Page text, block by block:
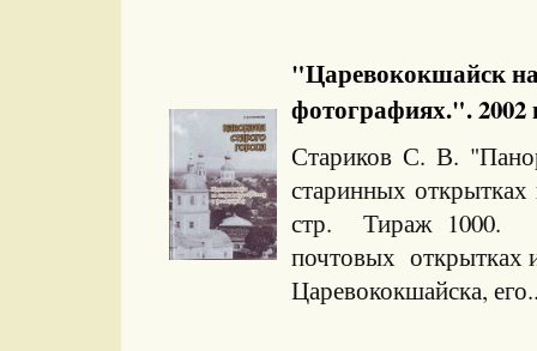
"Царевококшайск
фотографиях.". 2002
Стариков С. В.
старинных
стр. Тираж 1000.
почтовых открытках
Царевококшайска,